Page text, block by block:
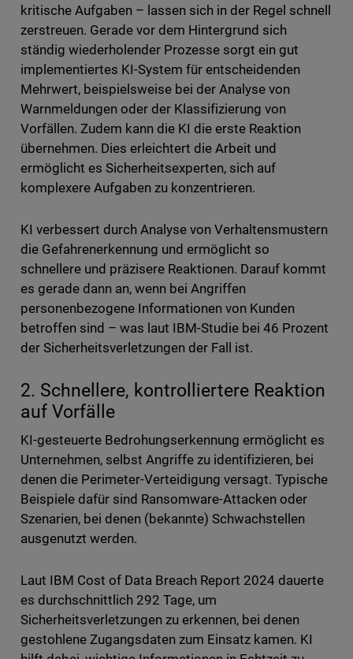
kritische Aufgaben – lassen sich in der Regel schnell
zerstreuen. Gerade vor dem Hintergrund sich
ständig wiederholender Prozesse sorgt ein gut
implementiertes KI-System für entscheidenden
Mehrwert, beispielsweise bei der Analyse von
Warnmeldungen oder der Klassifizierung von
Vorfällen. Zudem kann die KI die erste Reaktion
übernehmen. Dies erleichtert die Arbeit und
ermöglicht es Sicherheitsexperten, sich auf
komplexere Aufgaben zu konzentrieren.
KI verbessert durch Analyse von Verhaltensmustern
die Gefahrenerkennung und ermöglicht so
schnellere und präzisere Reaktionen. Darauf kommt
es gerade dann an, wenn bei Angriffen
personenbezogene Informationen von Kunden
betroffen sind – was laut IBM-Studie bei 46 Prozent
der Sicherheitsverletzungen der Fall ist.
2. Schnellere, kontrolliertere Reaktion
auf Vorfälle
KI-gesteuerte Bedrohungserkennung ermöglicht es
Unternehmen, selbst Angriffe zu identifizieren, bei
denen die Perimeter-Verteidigung versagt. Typische
Beispiele dafür sind Ransomware-Attacken oder
Szenarien, bei denen (bekannte) Schwachstellen
ausgenutzt werden.
Laut IBM Cost of Data Breach Report 2024 dauerte
es durchschnittlich 292 Tage, um
Sicherheitsverletzungen zu erkennen, bei denen
gestohlene Zugangsdaten zum Einsatz kamen. KI